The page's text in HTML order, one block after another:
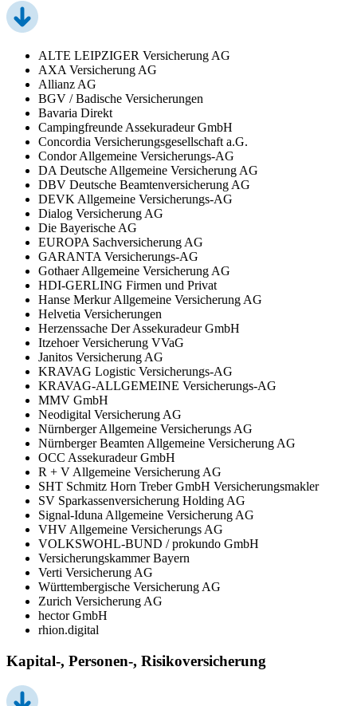
ALTE LEIPZIGER Versicherung AG
AXA Versicherung AG
Allianz AG
BGV / Badische Versicherungen
Bavaria Direkt
Campingfreunde Assekuradeur GmbH
Concordia Versicherungsgesellschaft a.G.
Condor Allgemeine Versicherungs-AG
DA Deutsche Allgemeine Versicherung AG
DBV Deutsche Beamtenversicherung AG
DEVK Allgemeine Versicherungs-AG
Dialog Versicherung AG
Die Bayerische AG
EUROPA Sachversicherung AG
GARANTA Versicherungs-AG
Gothaer Allgemeine Versicherung AG
HDI-GERLING Firmen und Privat
Hanse Merkur Allgemeine Versicherung AG
Helvetia Versicherungen
Herzenssache Der Assekuradeur GmbH
Itzehoer Versicherung VVaG
Janitos Versicherung AG
KRAVAG Logistic Versicherungs-AG
KRAVAG-ALLGEMEINE Versicherungs-AG
MMV GmbH
Neodigital Versicherung AG
Nürnberger Allgemeine Versicherungs AG
Nürnberger Beamten Allgemeine Versicherung AG
OCC Assekuradeur GmbH
R + V Allgemeine Versicherung AG
SHT Schmitz Horn Treber GmbH Versicherungsmakler
SV Sparkassenversicherung Holding AG
Signal-Iduna Allgemeine Versicherung AG
VHV Allgemeine Versicherungs AG
VOLKSWOHL-BUND / prokundo GmbH
Versicherungskammer Bayern
Verti Versicherung AG
Württembergische Versicherung AG
Zurich Versicherung AG
hector GmbH
rhion.digital
Kapital-, Personen-, Risikoversicherung